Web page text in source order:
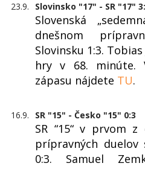
23.9. Slovinsko "17" - SR "17"
Slovenská
dnešnom
Slovinsku 1:3.
hry v 68. minúte.
zápasu nájdete TU.
16.9. SR "15" - Česko "15" 0:3
SR “15“ v prvom z
prípravných duelov
0:3. Samuel